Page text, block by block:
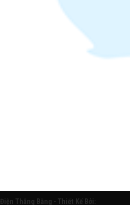
Thăng Bằng - Thiết Kế Bởi: